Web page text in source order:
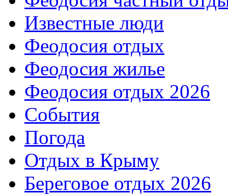
Известные люди
Феодосия отдых
Феодосия жилье
Феодосия отдых 2026
События
Погода
Отдых в Крыму
Береговое отдых 2026